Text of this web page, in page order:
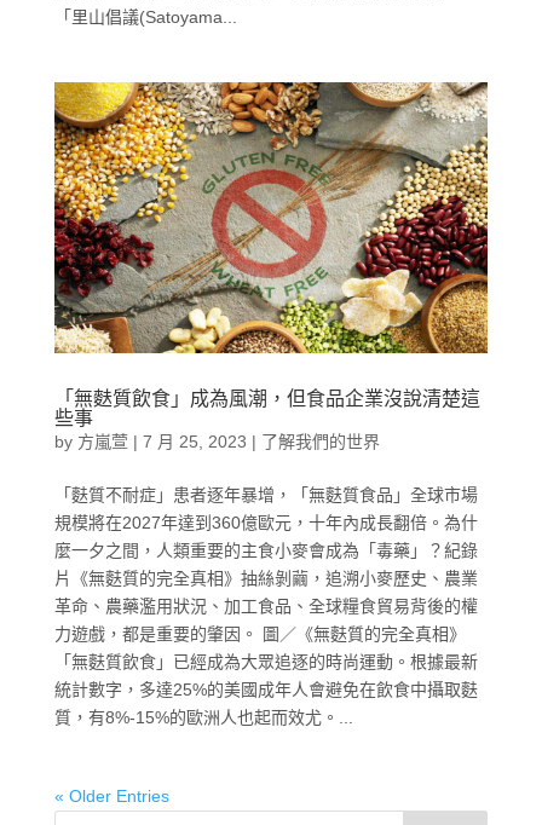
「里山倡議(Satoyama...
「無麩質飲食」成為風潮，但食品企業沒說清楚這
些事
by 方嵐萱 | 7 月 25, 2023 | 了解我們的世界
「麩質不耐症」患者逐年暴增，「無麩質食品」全球市場
規模將在2027年達到360億歐元，十年內成長翻倍。為什
麼一夕之間，人類重要的主食小麥會成為「毒藥」？紀錄
片《無麩質的完全真相》抽絲剝繭，追溯小麥歷史、農業
革命、農藥濫用狀況、加工食品、全球糧食貿易背後的權
力遊戲，都是重要的肇因。 圖／《無麩質的完全真相》
「無麩質飲食」已經成為大眾追逐的時尚運動。根據最新
統計數字，多達25%的美國成年人會避免在飲食中攝取麩
質，有8%-15%的歐洲人也起而效尤。...
« Older Entries